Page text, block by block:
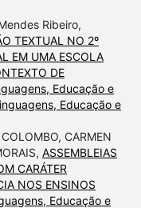
Ribeiro,
TEXTUAL NO 2º
EM UMA ESCOLA
DE
Educação e
Educação e
CARMEN
ASSEMBLEIAS
CARÁTER
NOS ENSINOS
Educação e